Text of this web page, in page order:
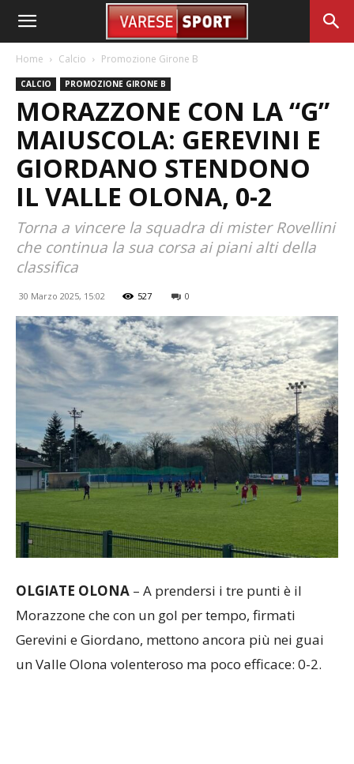
Home Calcio Promozione Girone B
CALCIO PROMOZIONE GIRONE B
MORAZZONE CON LA “G”
MAIUSCOLA: GEREVINI E
GIORDANO STENDONO
IL VALLE OLONA, 0-2
Torna a vincere la squadra di mister Rovellini
che continua la sua corsa ai piani alti della
classifica
30 Marzo 2025, 15:02 527 0
OLGIATE OLONA – A prendersi i tre punti è il
Morazzone che con un gol per tempo, firmati
Gerevini e Giordano, mettono ancora più nei guai
un Valle Olona volenteroso ma poco efficace: 0-2.